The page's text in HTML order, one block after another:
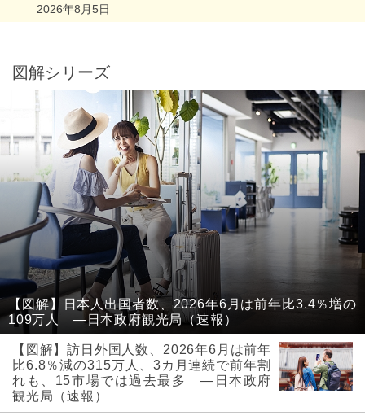
2026年8月5日
図解シリーズ
【図解】日本人出国者数、2026年6月は前年比3.4％増の
109万人 ―日本政府観光局（速報）
【図解】訪日外国人数、2026年6月は前年
比6.8％減の315万人、3カ月連続で前年割
れも、15市場では過去最多 ―日本政府
観光局（速報）